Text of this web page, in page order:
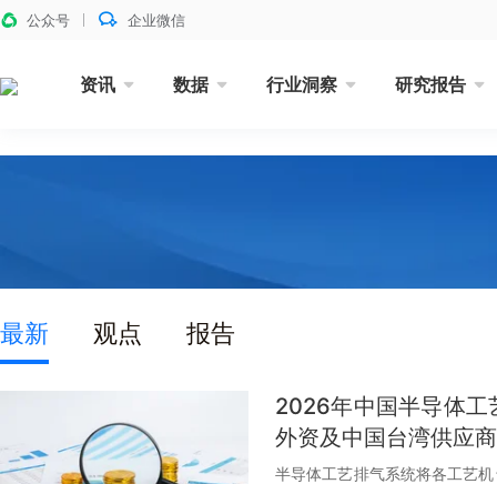
公众号 企业微信
资讯 数据 行业洞察 研究报告
最新 观点 报告
2026年中国半导体工
外资及中国台湾供应
半导体工艺排气系统将各工艺